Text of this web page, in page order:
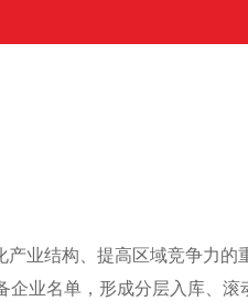
业结构、提高区域竞争力的
业名单，形成分层入库、滚